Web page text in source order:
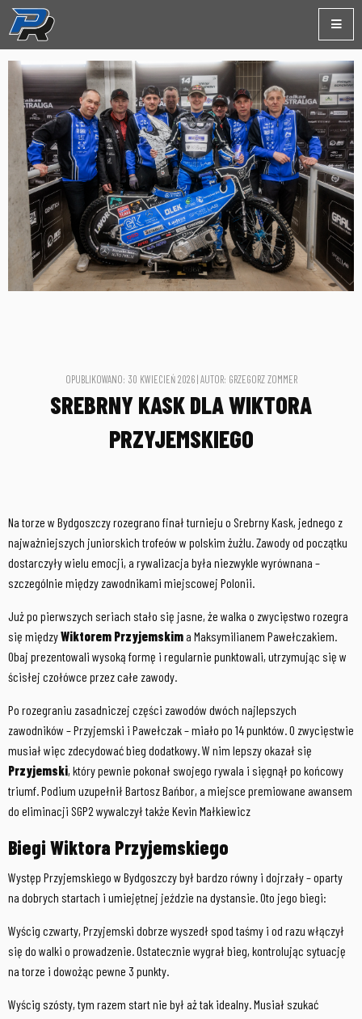
OPUBLIKOWANO: 30 KWIECIEŃ 2026 | AUTOR: GRZEGORZ ZOMMER
SREBRNY KASK DLA WIKTORA
PRZYJEMSKIEGO
Na torze w Bydgoszczy rozegrano finał turnieju o Srebrny Kask, jednego z
najważniejszych juniorskich trofeów w polskim żużlu. Zawody od początku
dostarczyły wielu emocji, a rywalizacja była niezwykle wyrównana –
szczególnie między zawodnikami miejscowej Polonii.
Już po pierwszych seriach stało się jasne, że walka o zwycięstwo rozegra
się międzyWiktorem Przyjemskima Maksymilianem Pawełczakiem.
Obaj prezentowali wysoką formę i regularnie punktowali, utrzymując się w
ścisłej czołówce przez całe zawody.
Po rozegraniu zasadniczej części zawodów dwóch najlepszych
zawodników – Przyjemski i Pawełczak – miało po 14 punktów. O zwycięstwie
musiał więc zdecydować bieg dodatkowy. W nim lepszy okazał się
Przyjemski, który pewnie pokonał swojego rywala i sięgnął po końcowy
triumf. Podium uzupełnił Bartosz Bańbor, a miejsce premiowane awansem
do eliminacji SGP2 wywalczył także Kevin Małkiewicz
Biegi Wiktora Przyjemskiego
Występ Przyjemskiego w Bydgoszczy był bardzo równy i dojrzały – oparty
na dobrych startach i umiejętnej jeździe na dystansie. Oto jego biegi:
Wyścig czwarty, Przyjemski dobrze wyszedł spod taśmy i od razu włączył
się do walki o prowadzenie. Ostatecznie wygrał bieg, kontrolując sytuację
na torze i dowożąc pewne 3 punkty.
Wyścig szósty, tym razem start nie był aż tak idealny. Musiał szukać